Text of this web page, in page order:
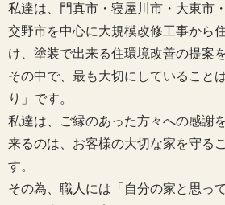
私達は、門真市・寝屋川市・大東市
交野市を中心に大規模改修工事から
け、塗装で出来る住環境改善の提案
その中で、最も大切にしていること
り」です。
私達は、ご縁のあった方々への感謝
来るのは、お客様の大切な家を守る
す。
その為、職人には「自分の家と思っ